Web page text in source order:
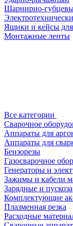
Шарнирно-
Ящики и кейсы для
Монтажные ленты
Все категории
Сварочное
Аппараты для
Аппараты для
Бензорезы
Газосварочное
Генераторы и
Зажимы и кабели
Зарядные и
Комплектующие
Плазменная резка
Расходные